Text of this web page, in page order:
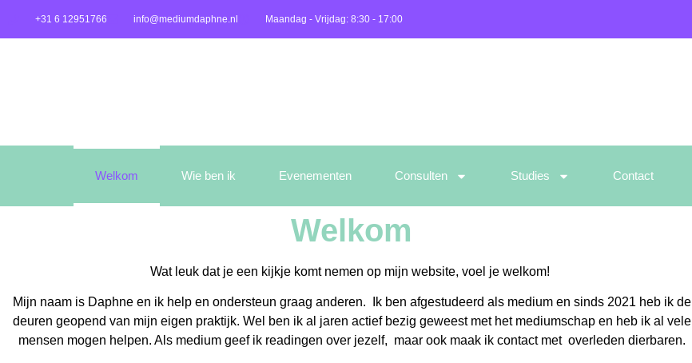
+31 6 12951766 info@mediumdaphne.nl Maandag - Vrijdag: 8:30 - 17:00
Welkom Wie ben ik Evenementen Consulten Studies Contact
Welkom
Wat leuk dat je een kijkje komt nemen op mijn website, voel je welkom!
Mijn naam is Daphne en ik help en ondersteun graag anderen. Ik ben afgestudeerd als medium en sinds 2021 heb ik de
deuren geopend van mijn eigen praktijk. Wel ben ik al jaren actief bezig geweest met het mediumschap en heb ik al vele
mensen mogen helpen. Als medium geef ik readingen over jezelf, maar ook maak ik contact met overleden dierbaren.